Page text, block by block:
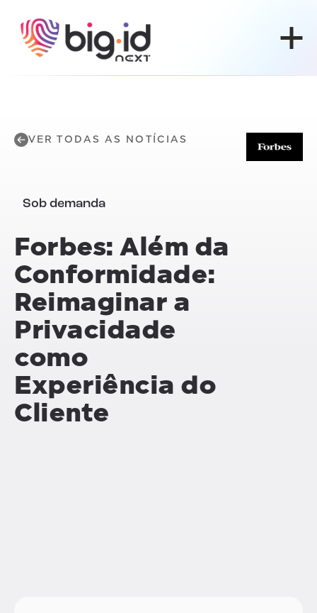
VER TODAS AS NOTÍCIAS
Sob demanda
Forbes: Além da
Conformidade:
Reimaginar a
Privacidade
como
Experiência do
Cliente